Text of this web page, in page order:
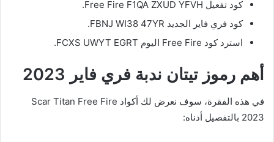
كود تفعيل Free Fire F1QA ZXUD YFVH.
كود فري فاير الجديد FBNJ WI38 47YR.
استرد كود Free Fire اليوم FCXS UWYT EGRT.
أهم رموز تيتان ندبة فري فاير 2023
في هذه الفقرة، سوف نعرض لك أكواد Scar Titan Free Fire
2023 بالتفصيل أدناه: